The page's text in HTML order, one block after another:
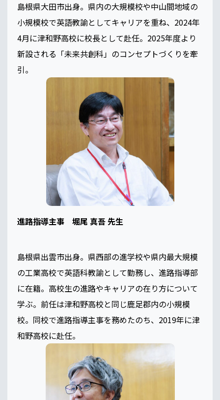
島根県大田市出身。県内の大規模校や中山間地域の
小規模校で英語教諭としてキャリアを重ね、2024年
4月に津和野高校に校長として赴任。2025年度より
新設される「未来共創科」のコンセプトづくりを牽
引。
進路指導主事 堀尾 真吾 先生
島根県出雲市出身。県西部の進学校や県内最大規模
の工業高校で英語科教諭として勤務し、進路指導部
に在籍。高校生の進路やキャリアの在り方について
学ぶ。前任は津和野高校と同じ鹿足郡内の小規模
校。同校で進路指導主事を務めたのち、2019年に津
和野高校に赴任。